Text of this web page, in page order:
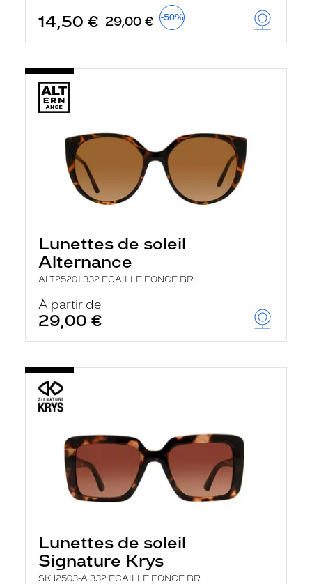
14,50 € 29,00 € -50%
Lunettes de soleil
Alternance
ALT25201 332 ECAILLE FONCE BR
À partir de
29,00 €
Lunettes de soleil
Signature Krys
SKJ2503-A 332 ECAILLE FONCE BR